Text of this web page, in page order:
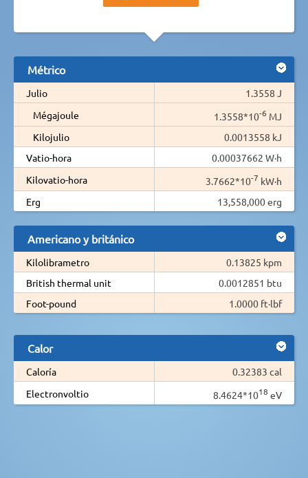
Métrico
Julio
1.3558 J
Mégajoule
1.3558*10-6 MJ
Kilojulio
0.0013558 kJ
Vatio-hora
0.00037662 W·h
Kilovatio-hora
3.7662*10-7 kW·h
Erg
13,558,000 erg
Americano y británico
Kilolibrametro
0.13825 kpm
British thermal unit
0.0012851 btu
Foot-pound
1.0000 ft·lbf
Calor
Caloría
0.32383 cal
Electronvoltio
8.4624*1018 eV